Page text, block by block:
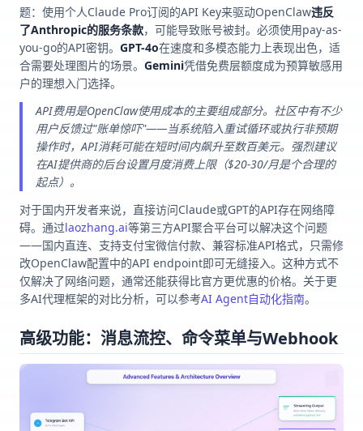
题：使用个人Claude Pro订阅的API Key来驱动OpenClaw违反
了Anthropic的服务条款，可能导致账号被封。必须使用pay-as-
you-go的API密钥。 GPT-4o在速度和多模态能力上表现出色，适
合需要处理图片的场景。 Gemini凭借免费层额度成为预算敏感用
户的理想入门选择。
API费用是OpenClaw使用成本的主要组成部分。社区中有不少
用户反馈过"账单惊吓"——当系统陷入重试循环或执行非预期
操作时，API消耗可能在短时间内飙升至数百美元。强烈建议
在AI提供商的后台设置月度消费上限（$20-30/月是个合理的
起点）。
对于国内开发者来说，直接访问Claude或GPT的API存在网络障
碍。通过laozhang.ai等第三方API聚合平台可以解决这个问题
——国内直连、支持支付宝微信付款、兼容标准API格式，只需修
改OpenClaw配置中的API endpoint即可无缝接入。这种方式不
仅解决了网络问题，通常还能获得比官方更优惠的价格。关于更
多AI代理框架的对比分析，可以参考AI Agent自动化指南。
高级功能：消息流控、命令菜单与Webhook